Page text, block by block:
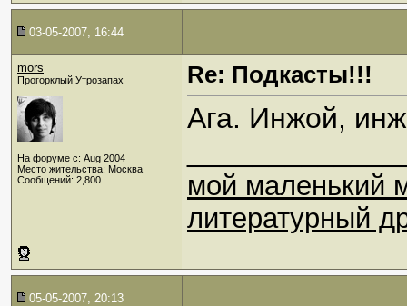
03-05-2007, 16:44
mors
Прогорклый Утрозапах
На форуме с: Aug 2004
Место жительства: Москва
Сообщений: 2,800
Re: Подкасты!!!
Ага. Инжой,
мой маленький
литературный
05-05-2007, 20:13